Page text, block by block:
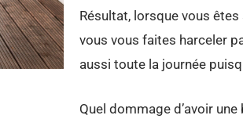
Résultat, lorsque vous
vous vous faites harceler
aussi toute la journée
Quel dommage d’avoir